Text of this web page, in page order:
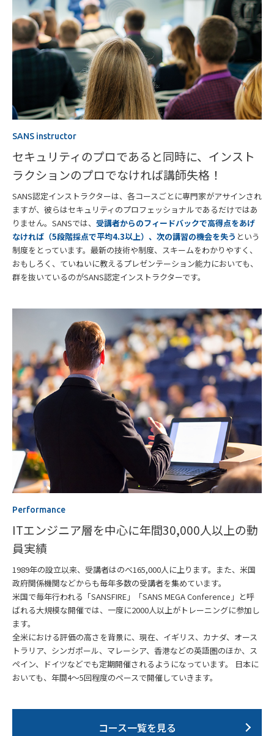
SANS instructor
セキュリティのプロであると同時に、インスト
ラクションのプロでなければ講師失格！
SANS認定インストラクターは、各コースごとに専門家がアサインされ
ますが、彼らはセキュリティのプロフェッショナルであるだけではあ
りません。SANSでは、 受講者からのフィードバックで高得点をあげ
なければ（5段階採点で平均4.3以上）、次の講習の機会を失う という
制度をとっています。最新の技術や制度、スキームをわかりやすく、
おもしろく、ていねいに教えるプレゼンテーション能力においても、
群を抜いているのがSANS認定インストラクターです。
Performance
ITエンジニア層を中心に年間30,000人以上の動
員実績
1989年の設立以来、受講者はのべ165,000人に上ります。また、米国
政府関係機関などからも毎年多数の受講者を集めています。
米国で毎年行われる「SANSFIRE」「SANS MEGA Conference」と呼
ばれる大規模な開催では、一度に2000人以上がトレーニングに参加し
ます。
全米における評価の高さを背景に、現在、イギリス、カナダ、オース
トラリア、シンガポール、マレーシア、香港などの英語圏のほか、ス
ペイン、ドイツなどでも定期開催されるようになっています。 日本に
おいても、年間4～5回程度のペースで開催していきます。
コース一覧を見る